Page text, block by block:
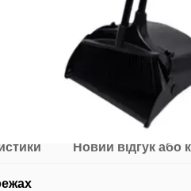
Новий відгук або